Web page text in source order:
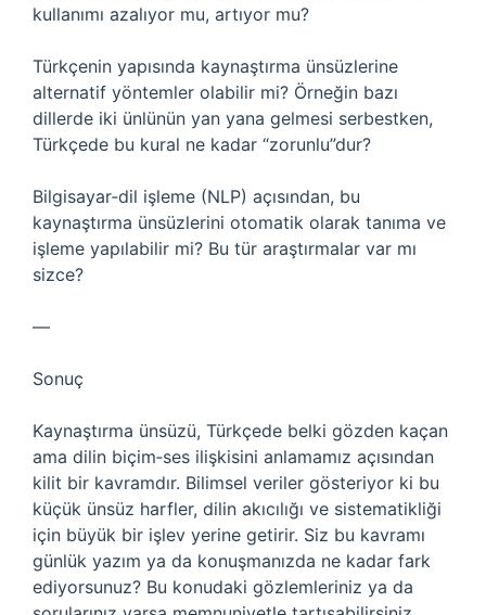
kullanımı azalıyor mu, artıyor mu?
Türkçenin yapısında kaynaştırma ünsüzlerine
alternatif yöntemler olabilir mi? Örneğin bazı
dillerde iki ünlünün yan yana gelmesi serbestken,
Türkçede bu kural ne kadar “zorunlu”dur?
Bilgisayar‑dil işleme (NLP) açısından, bu
kaynaştırma ünsüzlerini otomatik olarak tanıma ve
işleme yapılabilir mi? Bu tür araştırmalar var mı
sizce?
—
Sonuç
Kaynaştırma ünsüzü, Türkçede belki gözden kaçan
ama dilin biçim‑ses ilişkisini anlamamız açısından
kilit bir kavramdır. Bilimsel veriler gösteriyor ki bu
küçük ünsüz harfler, dilin akıcılığı ve sistematikliği
için büyük bir işlev yerine getirir. Siz bu kavramı
günlük yazım ya da konuşmanızda ne kadar fark
ediyorsunuz? Bu konudaki gözlemleriniz ya da